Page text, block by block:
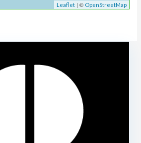
Leaflet | © OpenStreetMap